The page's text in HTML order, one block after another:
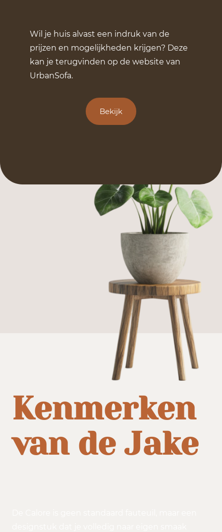
Wil je huis alvast een indruk van de
prijzen en mogelijkheden krijgen? Deze
kan je terugvinden op de website van
UrbanSofa.
Bekijk
Kenmerken
van de Jake